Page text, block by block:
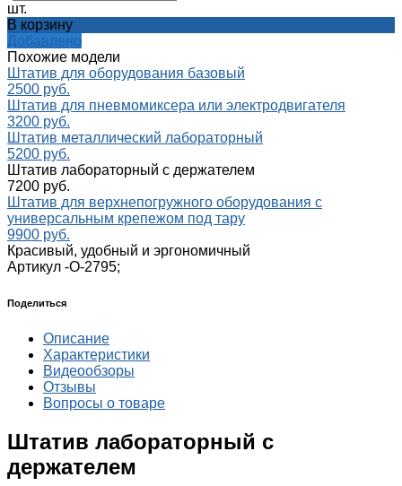
шт.
В корзину
Добавлено
Похожие модели
Штатив для оборудования базовый
2500 руб.
Штатив для пневмомиксера или электродвигателя
3200 руб.
Штатив металлический лабораторный
5200 руб.
Штатив лабораторный с держателем
7200 руб.
Штатив для верхнепогружного оборудования с
универсальным крепежом под тару
9900 руб.
Красивый, удобный и эргономичный
Артикул -О-2795;
Поделиться
Описание
Характеристики
Видеообзоры
Отзывы
Вопросы о товаре
Штатив лабораторный с
держателем